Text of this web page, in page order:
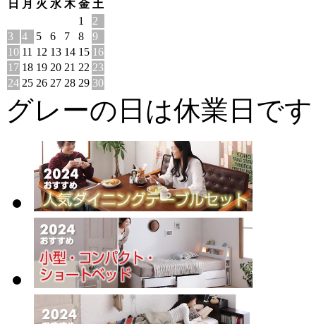
日
月 火 水 木 金 土
1
2
3
4 5 6 7 8
9
10 11 12 13 14 15 16
17 18 19 20 21 22 23
24 25 26 27 28 29 30
グレーの日は休業日です